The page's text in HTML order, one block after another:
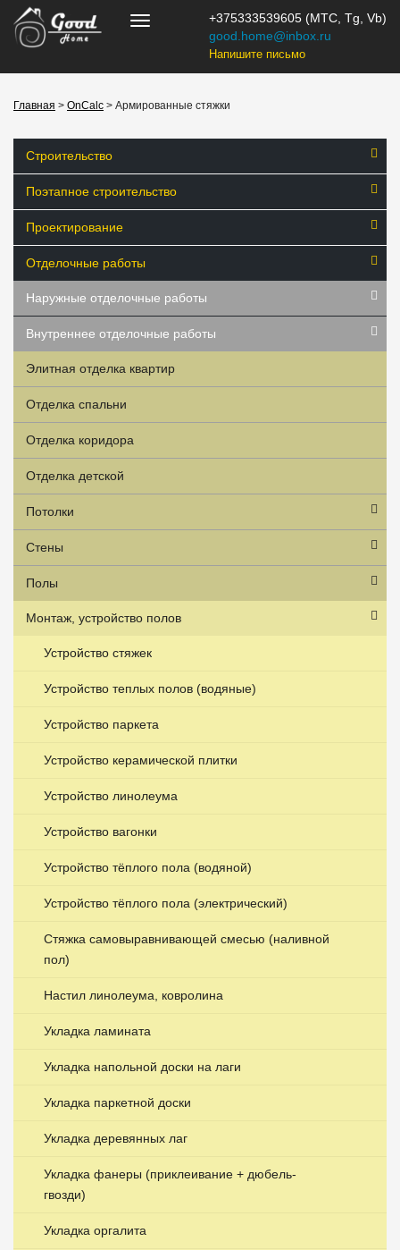
+375333539605 (МТС, Tg, Vb)
good.home@inbox.ru
Напишите письмо
Главная > OnCalc > Армированные стяжки
Строительство
Поэтапное строительство
Проектирование
Отделочные работы
Наружные отделочные работы
Внутреннее отделочные работы
Элитная отделка квартир
Отделка спальни
Отделка коридора
Отделка детской
Потолки
Стены
Полы
Монтаж, устройство полов
Устройство стяжек
Устройство теплых полов (водяные)
Устройство паркета
Устройство керамической плитки
Устройство линолеума
Устройство вагонки
Устройство тёплого пола (водяной)
Устройство тёплого пола (электрический)
Стяжка самовыравнивающей смесью (наливной
пол)
Настил линолеума, ковролина
Укладка ламината
Укладка напольной доски на лаги
Укладка паркетной доски
Укладка деревянных лаг
Укладка фанеры (приклеивание + дюбель-
гвозди)
Укладка оргалита